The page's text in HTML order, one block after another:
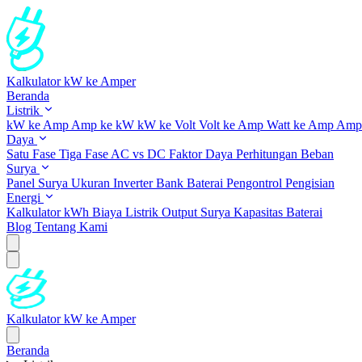
Kalkulator kW ke Amper
Beranda
Listrik
kW ke Amp Amp ke kW kW ke Volt Volt ke Amp Watt ke Amp
Daya
Satu Fase Tiga Fase AC vs DC Faktor Daya Perhitungan Beban
Surya
Panel Surya Ukuran InverterBank Baterai Pengontrol Pengisian
Energi
Kalkulator kWh Biaya Listrik Output Surya Kapasitas Baterai
Blog Tentang Kami
Kalkulator kW ke Amper
Beranda